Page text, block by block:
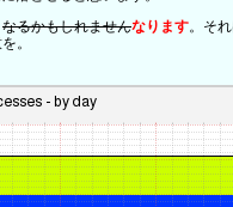
なるかもしれませんなります。そ
。